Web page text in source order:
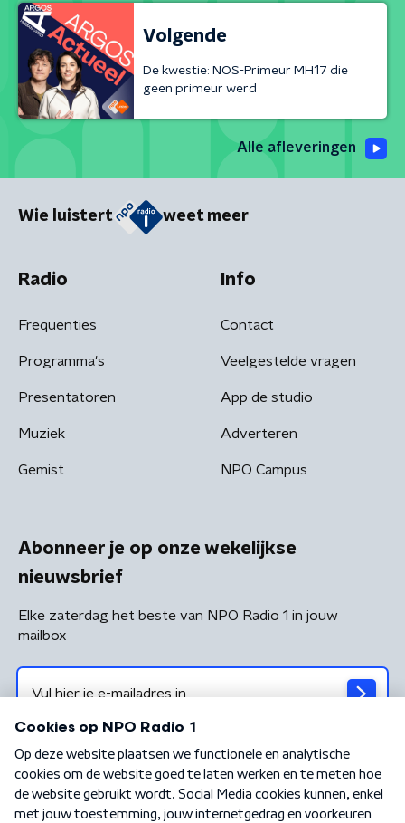
Volgende
De kwestie: NOS-Primeur MH17 die
geen primeur werd
Alle afleveringen
Wie luistert weet meer
Radio
Frequenties
Programma's
Presentatoren
Muziek
Gemist
Info
Contact
Veelgestelde vragen
App de studio
Adverteren
NPO Campus
Abonneer je op onze wekelijkse
nieuwsbrief
Elke zaterdag het beste van NPO Radio 1 in jouw
mailbox
Algemene voorwaarden